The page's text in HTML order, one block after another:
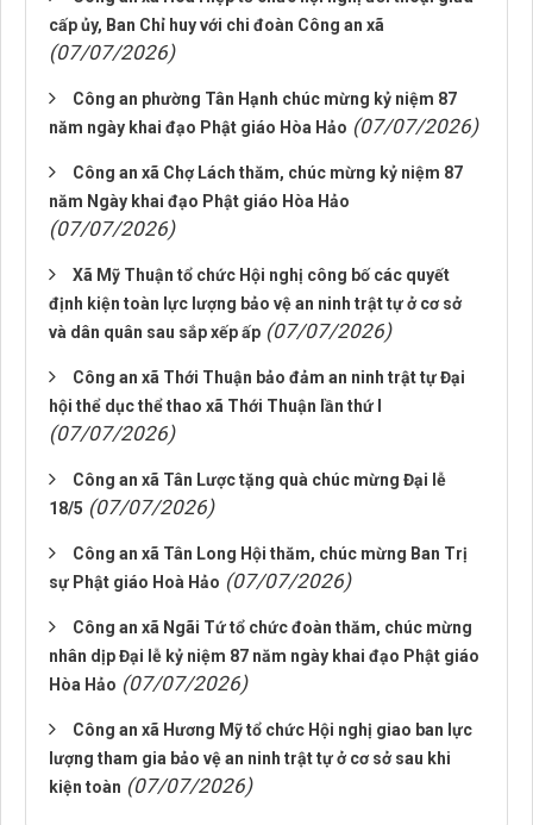
cấp ủy, Ban Chỉ huy với chi đoàn Công an xã
(07/07/2026)
Công an phường Tân Hạnh chúc mừng kỷ niệm 87
năm ngày khai đạo Phật giáo Hòa Hảo (07/07/2026)
Công an xã Chợ Lách thăm, chúc mừng kỷ niệm 87
năm Ngày khai đạo Phật giáo Hòa Hảo
(07/07/2026)
Xã Mỹ Thuận tổ chức Hội nghị công bố các quyết
định kiện toàn lực lượng bảo vệ an ninh trật tự ở cơ sở
và dân quân sau sắp xếp ấp (07/07/2026)
Công an xã Thới Thuận bảo đảm an ninh trật tự Đại
hội thể dục thể thao xã Thới Thuận lần thứ I
(07/07/2026)
Công an xã Tân Lược tặng quà chúc mừng Đại lễ
18/5 (07/07/2026)
Công an xã Tân Long Hội thăm, chúc mừng Ban Trị
sự Phật giáo Hoà Hảo (07/07/2026)
Công an xã Ngãi Tứ tổ chức đoàn thăm, chúc mừng
nhân dịp Đại lễ kỷ niệm 87 năm ngày khai đạo Phật giáo
Hòa Hảo (07/07/2026)
Công an xã Hương Mỹ tổ chức Hội nghị giao ban lực
lượng tham gia bảo vệ an ninh trật tự ở cơ sở sau khi
kiện toàn (07/07/2026)